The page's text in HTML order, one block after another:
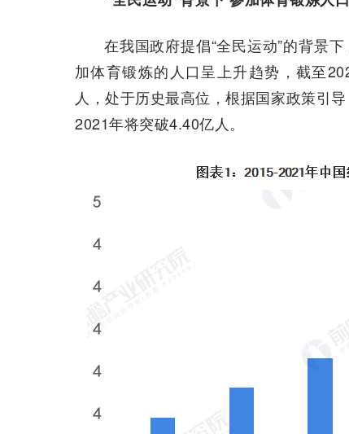
在我国政府提倡“全民运动”的背景
加体育锻炼的人口呈上升趋势，截至
人，处于历史最高位，根据国家政策引
2021年将突破4.40亿人。